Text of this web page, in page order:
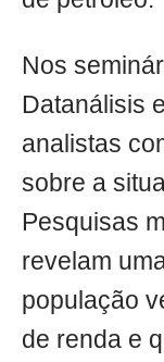
Nos
Datanálisis
analistas
sobre a
Pesquisas
revelam
população
de renda e